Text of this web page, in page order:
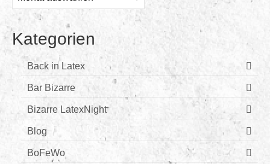
Kategorien
Back in Latex
Bar Bizarre
Bizarre LatexNight
Blog
BoFeWo